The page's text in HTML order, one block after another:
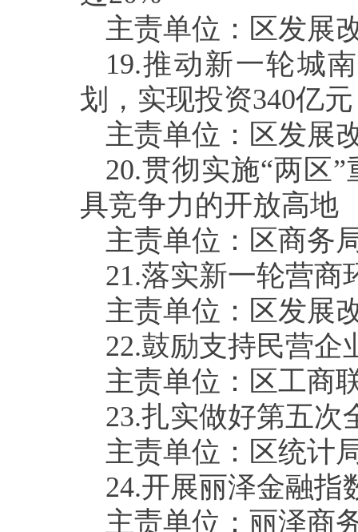
主责单位：区发展
19.推动新一轮城
划，实现投资340亿元
主责单位：区发展
20.贯彻实施“两区
具竞争力的开放高地
主责单位：区商务
21.落实新一轮营商
主责单位：区发展
22.鼓励支持民营企
主责单位：区工商
23.扎实做好第五次
主责单位：区统计
24.开展丽泽金融指
主责单位：丽泽商